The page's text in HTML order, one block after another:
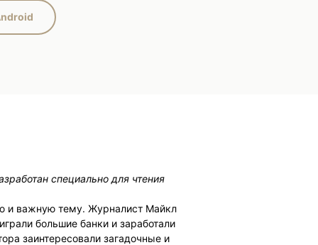
специально для чтения
и важную тему. Журналист Майкл
большие банки и заработали
заинтересовали загадочные и